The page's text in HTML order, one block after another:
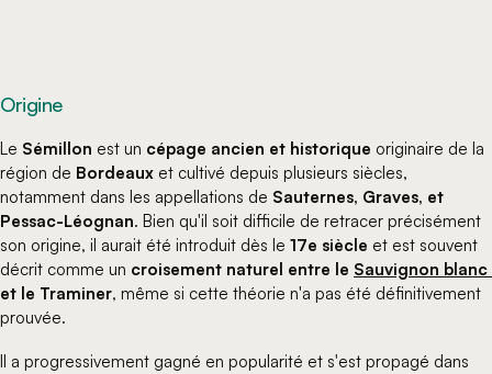
Origine
Le Sémillon est un cépage ancien et historique originaire de la
région de Bordeaux et cultivé depuis plusieurs siècles,
notamment dans les appellations de Sauternes, Graves, et
Pessac-Léognan. Bien qu'il soit difficile de retracer précisément
son origine, il aurait été introduit dès le 17e siècle et est souvent
décrit comme un croisement naturel entre le Sauvignon blanc
et le Traminer, même si cette théorie n'a pas été définitivement
prouvée.
Il a progressivement gagné en popularité et s'est propagé dans